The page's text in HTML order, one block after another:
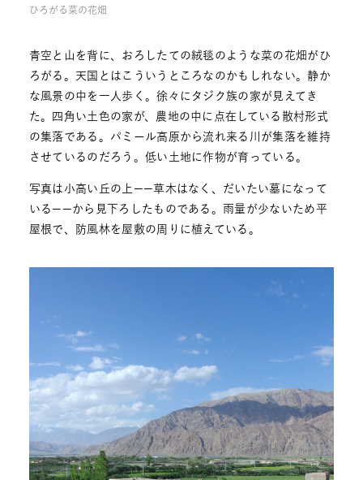
ひろがる菜の花畑
青空と山を背に、おろしたての絨毯のような菜の花畑がひ
ろがる。天国とはこういうところなのかもしれない。静か
な風景の中を一人歩く。徐々にタジク族の家が見えてき
た。四角い土色の家が、農地の中に点在している散村形式
の集落である。パミール高原から流れ来る川が集落を維持
させているのだろう。低い土地に作物が育っている。
写真は小高い丘の上——草木はなく、だいたい墓になって
いる——から見下ろしたものである。雨量が少ないため平
屋根で、防風林を屋敷の周りに植えている。